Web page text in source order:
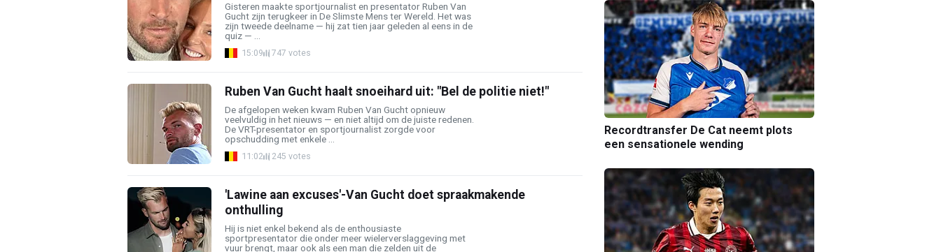
Gisteren maakte sportjournalist en presentator Ruben Van
Gucht zijn terugkeer in De Slimste Mens ter Wereld. Het was
zijn tweede deelname — hij zat tien jaar geleden al eens in de
quiz — ...
15:09 747 votes
Ruben Van Gucht haalt snoeihard uit: "Bel de politie niet!"
De afgelopen weken kwam Ruben Van Gucht opnieuw
veelvuldig in het nieuws — en niet altijd om de juiste redenen.
De VRT-presentator en sportjournalist zorgde voor
opschudding met enkele ...
11:02 245 votes
'Lawine aan excuses'-Van Gucht doet spraakmakende
onthulling
Hij is niet enkel bekend als de enthousiaste
sportpresentator die onder meer wielerverslaggeving met
vuur brengt, maar ook als een man die zelden uit de
Recordtransfer De Cat neemt plots
een sensationele wending